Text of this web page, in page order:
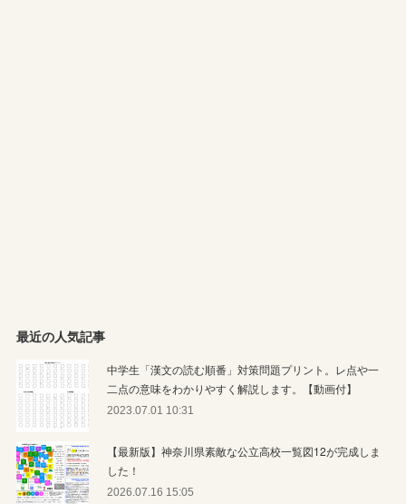
最近の人気記事
中学生「漢文の読む順番」対策問題プリント。レ点や一
二点の意味をわかりやすく解説します。【動画付】
2023.07.01 10:31
【最新版】神奈川県素敵な公立高校一覧図12が完成しま
した！
2026.07.16 15:05